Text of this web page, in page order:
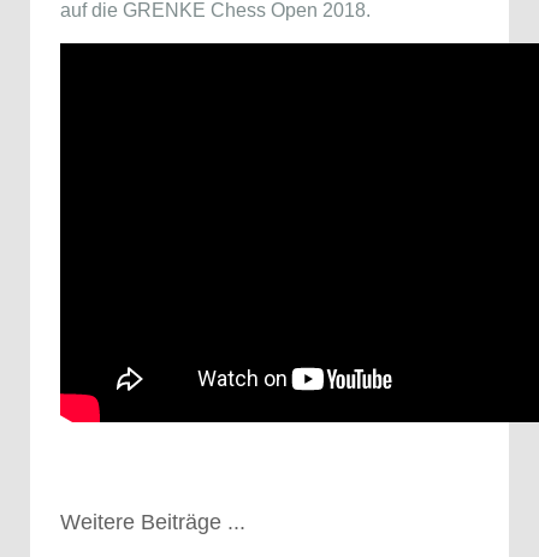
auf die GRENKE Chess Open 2018.
Weitere Beiträge ...